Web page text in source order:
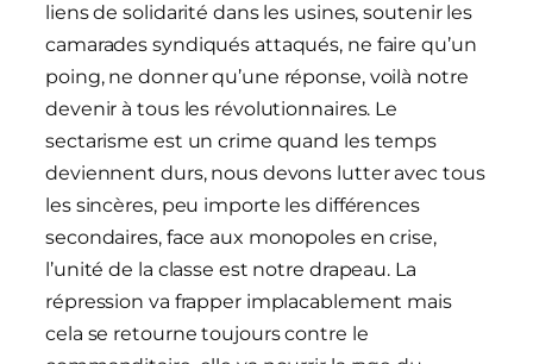
liens de solidarité dans les usines, soutenir les
camarades syndiqués attaqués, ne faire qu’un
poing, ne donner qu’une réponse, voilà notre
devenir à tous les révolutionnaires. Le
sectarisme est un crime quand les temps
deviennent durs, nous devons lutter avec tous
les sincères, peu importe les différences
secondaires, face aux monopoles en crise,
l’unité de la classe est notre drapeau. La
répression va frapper implacablement mais
cela se retourne toujours contre le